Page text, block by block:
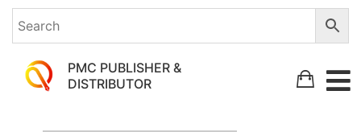
PMC PUBLISHER &
DISTRIBUTOR
आईएनएसवी